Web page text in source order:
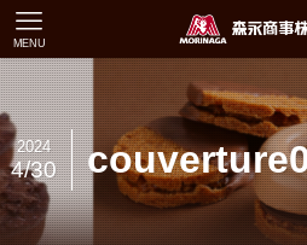
MENU
2024
4/30